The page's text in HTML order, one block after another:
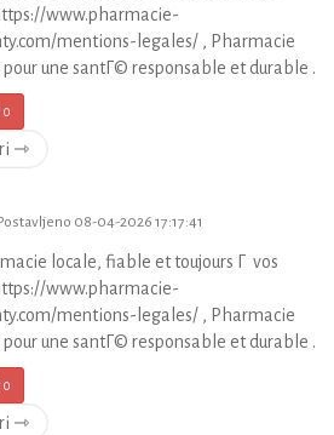
www.pharmacie-
mentions-legales/ , Pharmacie
une santГ© responsable et durable .
0
⇾
08-04-2026 17:17:41
locale, fiable et toujours Г vos
www.pharmacie-
mentions-legales/ , Pharmacie
une santГ© responsable et durable .
0
⇾